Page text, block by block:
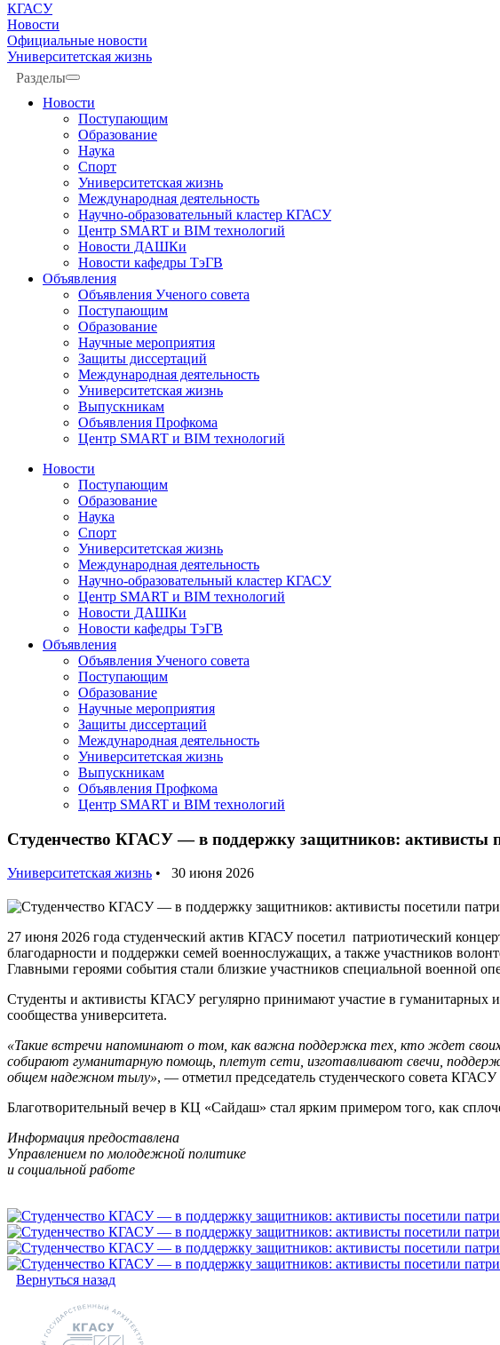
КГАСУ
Новости
Официальные новости
Университетская жизнь
Разделы
Новости
Поступающим
Образование
Наука
Спорт
Университетская жизнь
Международная деятельность
Научно-образовательный кластер КГАСУ
Центр SMART и BIM технологий
Новости ДАШКи
Новости кафедры ТэГВ
Объявления
Объявления Ученого совета
Поступающим
Образование
Научные мероприятия
Защиты диссертаций
Международная деятельность
Университетская жизнь
Выпускникам
Объявления Профкома
Центр SMART и BIM технологий
Новости
Поступающим
Образование
Наука
Спорт
Университетская жизнь
Международная деятельность
Научно-образовательный кластер КГАСУ
Центр SMART и BIM технологий
Новости ДАШКи
Новости кафедры ТэГВ
Объявления
Объявления Ученого совета
Поступающим
Образование
Научные мероприятия
Защиты диссертаций
Международная деятельность
Университетская жизнь
Выпускникам
Объявления Профкома
Центр SMART и BIM технологий
Студенчество КГАСУ — в поддержку защитников:
Университетская жизнь • 30 июня 2026
27 июня 2026 года студенческий актив КГАСУ посетил патриотический
благодарности и поддержки семей военнослужащих, а также участников
Главными героями события стали близкие участников специальной
Студенты и активисты КГАСУ регулярно принимают участие в гуманитарных
сообщества университета.
«Такие встречи напоминают о том, как важна поддержка тех, кто ждет
собирают гуманитарную помощь, плетут сети, изготавливают свечи,
общем надежном тылу», — отметил председатель студенческого совета
Благотворительный вечер в КЦ «Сайдаш» стал ярким примером того, как
Информация предоставлена
Управлением по молодежной политике
и социальной работе
Вернуться назад